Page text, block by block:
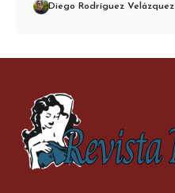
Diego Rodríguez Velázquez